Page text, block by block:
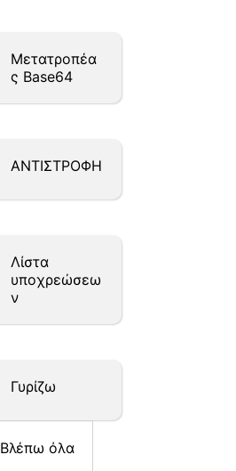
Μετατροπέα
ς Base64
ΑΝΤΙΣΤΡΟΦΗ
Λίστα
υποχρεώσεω
ν
Γυρίζω
Βλέπω όλα